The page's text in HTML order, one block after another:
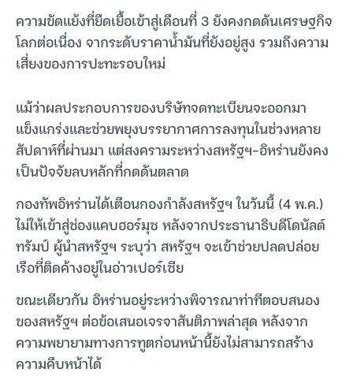
ความขัดแย้งที่ยืดเยื้อเข้าสู่เดือนที่ 3 ยังคงกดดันเศรษฐกิจ
โลกต่อเนื่อง จากระดับราคาน้ำมันที่ยังอยู่สูง รวมถึงความ
เสี่ยงของการปะทะรอบใหม่
แม้ว่าผลประกอบการของบริษัทจดทะเบียนจะออกมา
แข็งแกร่งและช่วยพยุงบรรยากาศการลงทุนในช่วงหลาย
สัปดาห์ที่ผ่านมา แต่สงครามระหว่างสหรัฐฯ-อิหร่านยังคง
เป็นปัจจัยลบหลักที่กดดันตลาด
กองทัพอิหร่านได้เตือนกองกำลังสหรัฐฯ ในวันนี้ (4 พ.ค.)
ไม่ให้เข้าสู่ช่องแคบฮอร์มุซ หลังจากประธานาธิบดีโดนัลด์
ทรัมป์ ผู้นำสหรัฐฯ ระบุว่า สหรัฐฯ จะเข้าช่วยปลดปล่อย
เรือที่ติดค้างอยู่ในอ่าวเปอร์เซีย
ขณะเดียวกัน อิหร่านอยู่ระหว่างพิจารณาท่าทีตอบสนอง
ของสหรัฐฯ ต่อข้อเสนอเจรจาสันติภาพล่าสุด หลังจาก
ความพยายามทางการทูตก่อนหน้านี้ยังไม่สามารถสร้าง
ความคืบหน้าได้